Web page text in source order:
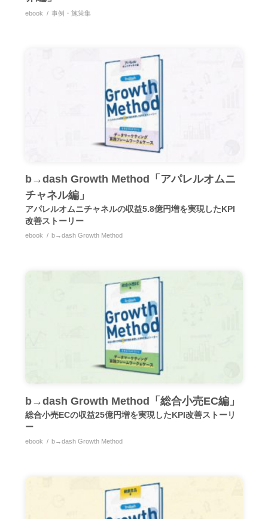
ebook 事例・施策集
b→dash Growth Method「アパレルオムニ
チャネル編」
アパレルオムニチャネルの収益5.8億円増を実現したKPI
改善ストーリー
ebook b→dash Growth Method
b→dash Growth Method「総合小売EC編」
総合小売ECの収益25億円増を実現したKPI改善ストーリ
ー
ebook b→dash Growth Method